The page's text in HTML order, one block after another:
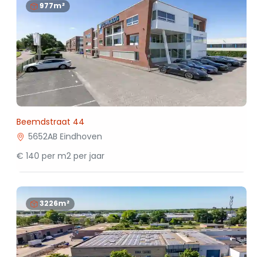
977m²
Beemdstraat 44
5652AB Eindhoven
€ 140 per m2 per jaar
3226m²